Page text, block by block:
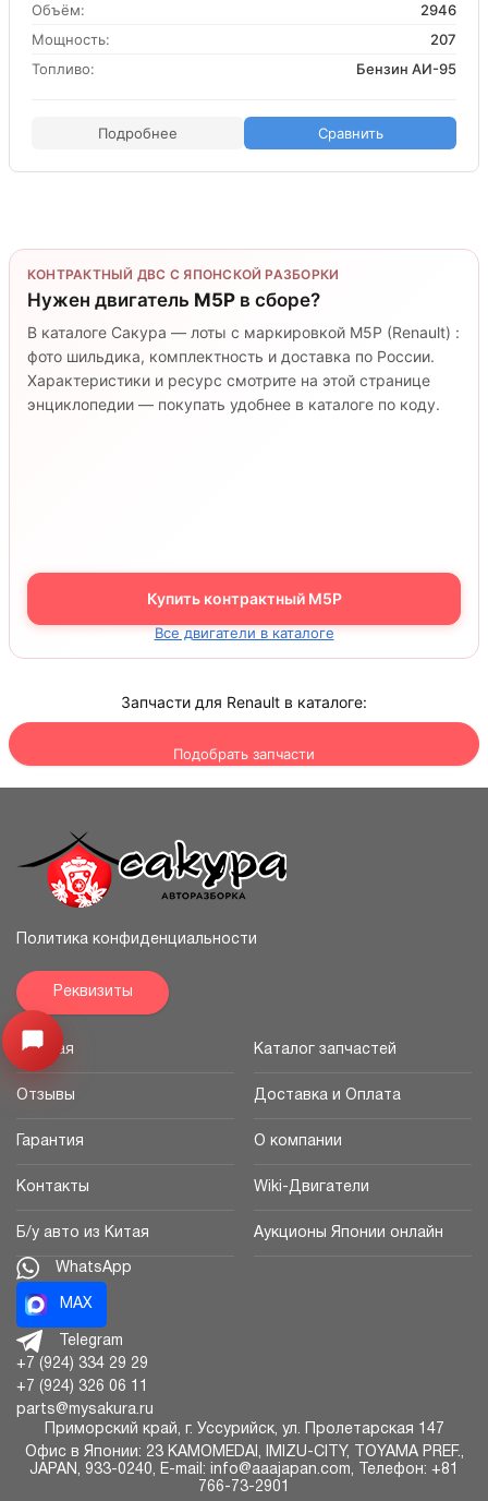
Объём:
2946
Мощность:
207
Топливо:
Бензин АИ-95
Подробнее Сравнить
КОНТРАКТНЫЙ ДВС С ЯПОНСКОЙ РАЗБОРКИ
Нужен двигатель M5P в сборе?
В каталоге Сакура — лоты с маркировкой M5P (Renault) :
фото шильдика, комплектность и доставка по России.
Характеристики и ресурс смотрите на этой странице
энциклопедии — покупать удобнее в каталоге по коду.
Купить контрактный M5P
Все двигатели в каталоге
Запчасти для Renault в каталоге:
Подобрать запчасти
Открыть меню
Политика конфиденциальности
Реквизиты
Главная Каталог запчастей
Отзывы Доставка и Оплата
Гарантия О компании
Контакты Wiki-Двигатели
Б/у авто из Китая Аукционы Японии онлайн
WhatsApp
MAX
Telegram
+7 (924) 334 29 29
+7 (924) 326 06 11
parts@mysakura.ru
Приморский край, г. Уссурийск, ул. Пролетарская 147
Офис в Японии: 23 KAMOMEDAI, IMIZU-CITY, TOYAMA PREF.,
JAPAN, 933-0240, E-mail: info@aaajapan.com, Телефон: +81
766-73-2901